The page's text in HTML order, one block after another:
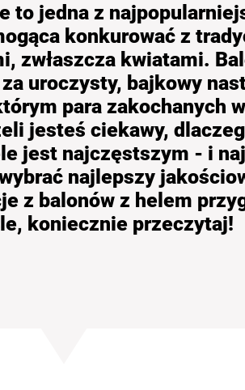
to jedna z
konkurować z
zwłaszcza kwiatami.
uroczysty, bajkowy
para zakochanych
jesteś ciekawy,
jest najczęstszym - i
najlepszy
z balonów z helem
koniecznie przeczytaj!